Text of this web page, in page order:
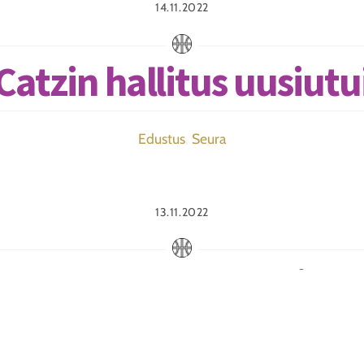
14.11.2022
hallitus
Edustus Seura
13.11.2022
viimeisellä